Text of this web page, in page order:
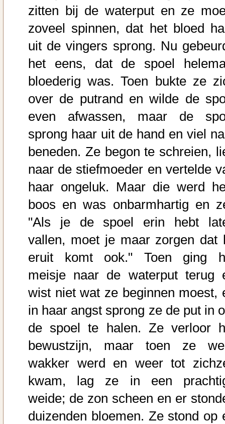
zitten bij de waterput en ze
zoveel spinnen, dat het bloed
uit de vingers sprong. Nu
het eens, dat de spoel
bloederig was. Toen bukte ze
over de putrand en wilde de
even afwassen, maar de
sprong haar uit de hand en viel
beneden. Ze begon te schreien,
naar de stiefmoeder en vertelde
haar ongeluk. Maar die werd
boos en was onbarmhartig en
"Als je de spoel erin hebt
vallen, moet je maar zorgen dat
eruit komt ook." Toen ging
meisje naar de waterput terug
wist niet wat ze beginnen moest,
in haar angst sprong ze de put in
de spoel te halen. Ze verloor
bewustzijn, maar toen ze
wakker werd en weer tot
kwam, lag ze in een
weide; de zon scheen en er
duizenden bloemen. Ze stond op